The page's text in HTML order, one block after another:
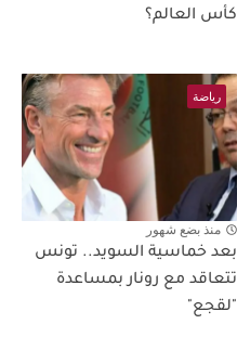
كأس العالم؟
رياضة
منذ بضع شهور
بعد خماسية السويد.. تونس
تتعاقد مع رونار بمساعدة
"لقجع"